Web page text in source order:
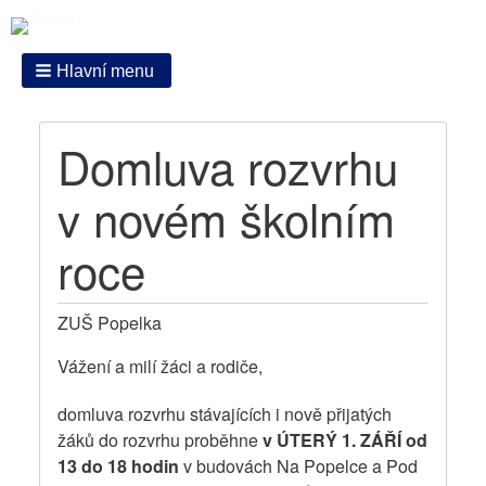
Hlavní menu
Domluva rozvrhu
v novém školním
roce
ZUŠ Popelka
Vážení a milí žáci a rodiče,
domluva rozvrhu stávajících i nově přijatých
žáků do rozvrhu proběhnev ÚTERÝ 1. ZÁŘÍ od
13 do 18 hodin v budovách Na Popelce a Pod